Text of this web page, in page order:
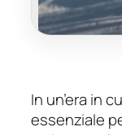
In un’era in
essenziale